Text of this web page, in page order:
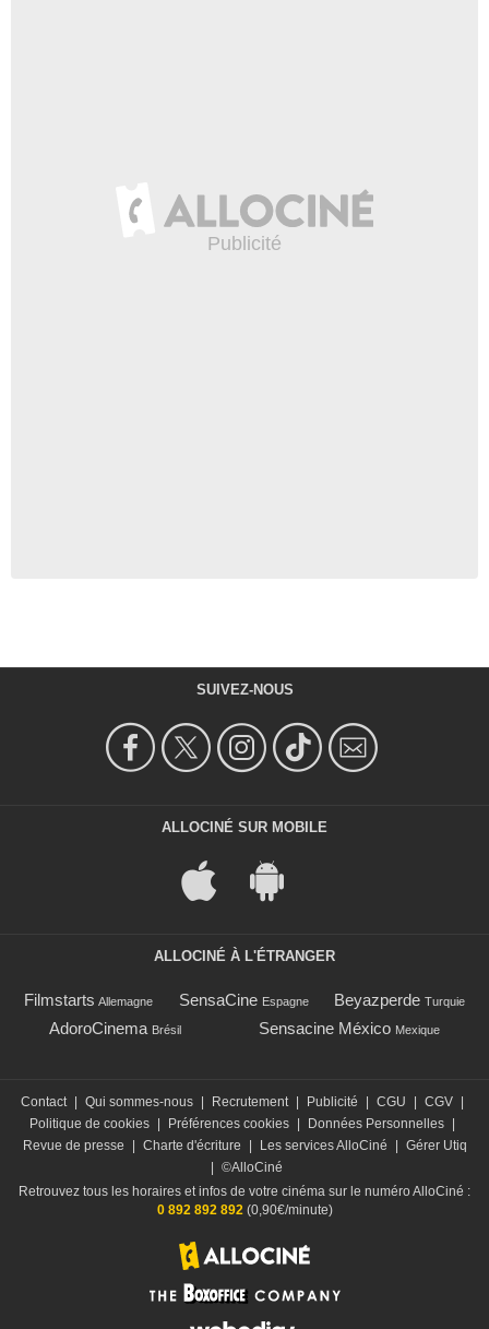
SUIVEZ-NOUS
ALLOCINÉ SUR MOBILE
ALLOCINÉ À L'ÉTRANGER
Filmstarts Allemagne SensaCine Espagne Beyazperde Turquie
AdoroCinema Brésil Sensacine México Mexique
Contact Qui sommes-nous Recrutement Publicité CGU CGV
Politique de cookies
Préférences cookies Données Personnelles
Revue de presse
Charte d'écriture Les services AlloCiné
Gérer Utiq
©AlloCiné
Retrouvez tous les horaires et infos de votre cinéma sur le numéro AlloCiné :
0 892 892 892(0,90€/minute)